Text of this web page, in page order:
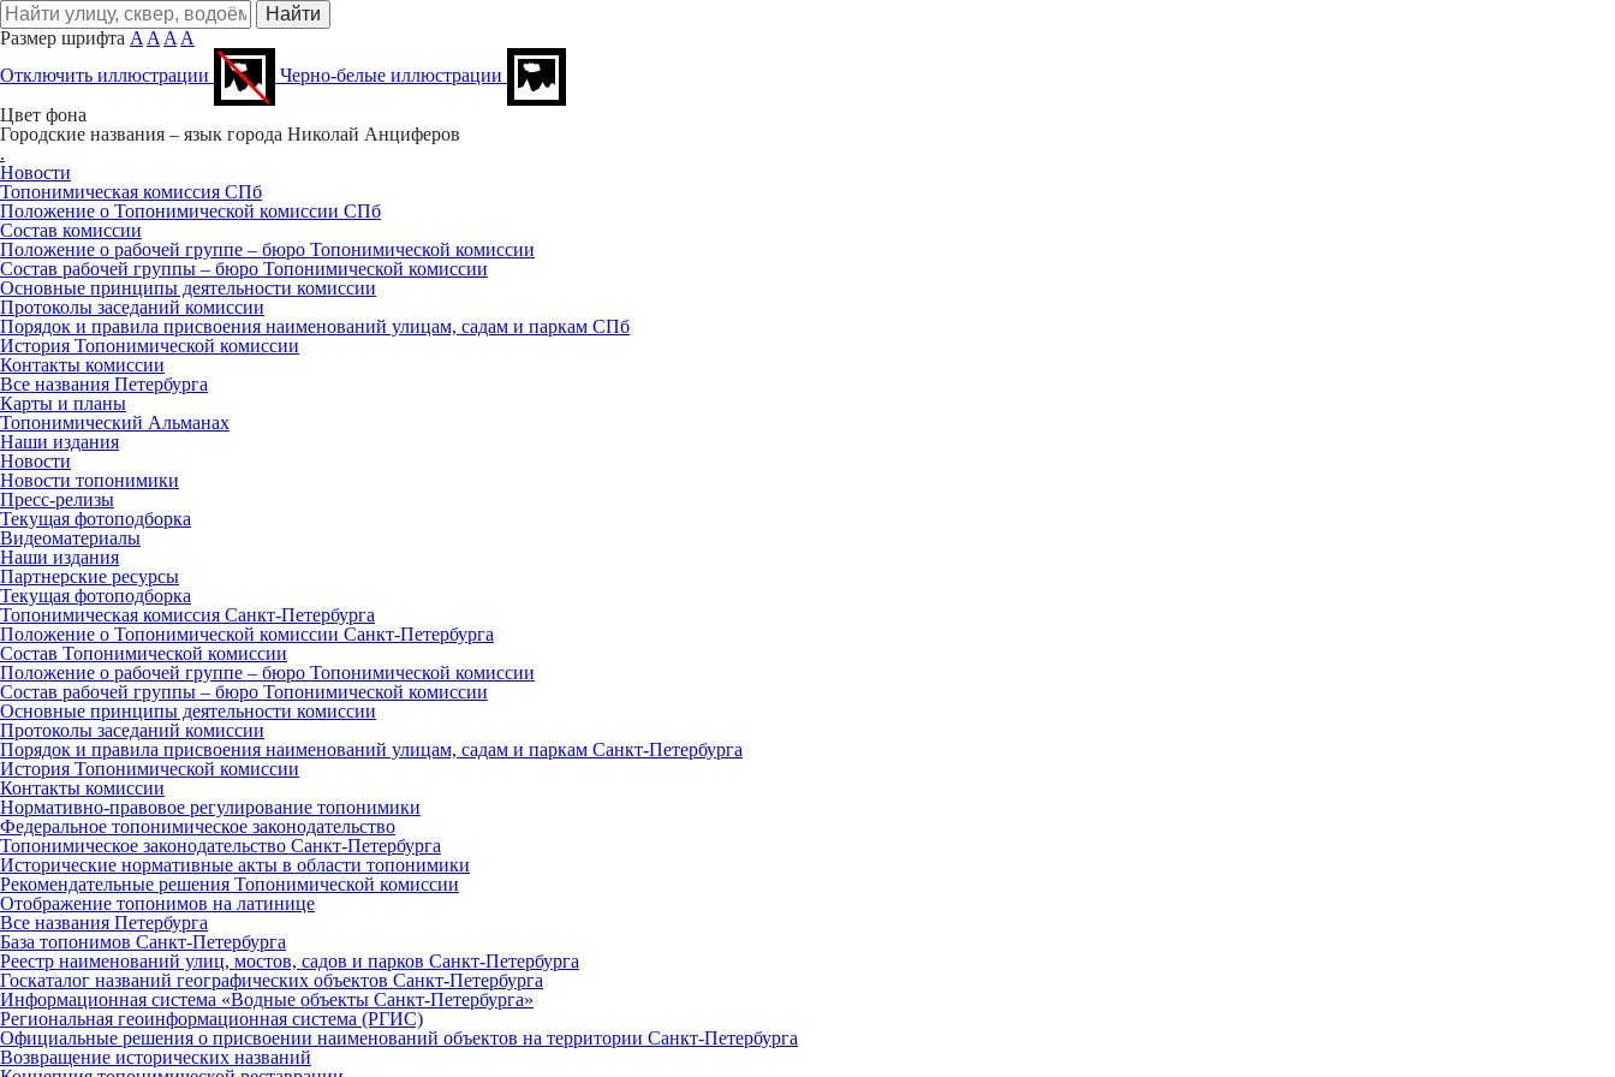
Размер шрифта A A A A
Отключить иллюстрации
Черно-белые иллюстрации
Цвет фона
Городские названия – язык города Николай Анциферов
.
Новости
Топонимическая комиссия СПб
Положение о Топонимической комиссии СПб
Состав комиссии
Положение о рабочей группе – бюро Топонимической комиссии
Состав рабочей группы – бюро Топонимической комиссии
Основные принципы деятельности комиссии
Протоколы заседаний комиссии
Порядок и правила присвоения наименований улицам, садам и паркам СПб
История Топонимической комиссии
Контакты комиссии
Все названия Петербурга
Карты и планы
Топонимический Альманах
Наши издания
Новости
Новости топонимики
Пресс‑релизы
Текущая фотоподборка
Видеоматериалы
Наши издания
Партнерские ресурсы
Текущая фотоподборка
Топонимическая комиссия Санкт‑Петербурга
Положение о Топонимической комиссии Санкт‑Петербурга
Состав Топонимической комиссии
Положение о рабочей группе – бюро Топонимической комиссии
Состав рабочей группы – бюро Топонимической комиссии
Основные принципы деятельности комиссии
Протоколы заседаний комиссии
Порядок и правила присвоения наименований улицам, садам и паркам Санкт‑Петербурга
История Топонимической комиссии
Контакты комиссии
Нормативно‑правовое регулирование топонимики
Федеральное топонимическое законодательство
Топонимическое законодательство Санкт‑Петербурга
Исторические нормативные акты в области топонимики
Рекомендательные решения Топонимической комиссии
Отображение топонимов на латинице
Все названия Петербурга
База топонимов Санкт‑Петербурга
Реестр наименований улиц, мостов, садов и парков Санкт‑Петербурга
Госкаталог названий географических объектов Санкт‑Петербурга
Информационная система «Водные объекты Санкт‑Петербурга»
Региональная геоинформационная система (РГИС)
Официальные решения о присвоении наименований объектов на территории Санкт‑Петербурга
Возвращение исторических названий